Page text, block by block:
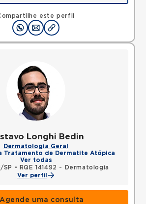
este perfil
Jabaquara, Sao Paulo, SP,
Longhi Bedin
Dermatologia Geral
Tratamento de Dermatite Atópica
Ver todas
SP
•
RQE 141492 - Dermatologia
Ver perfil
Agende uma consulta